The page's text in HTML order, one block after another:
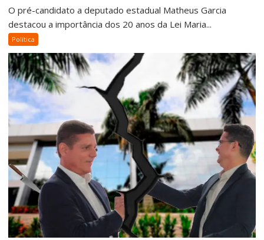
O pré-candidato a deputado estadual Matheus Garcia
destacou a importância dos 20 anos da Lei Maria...
Política